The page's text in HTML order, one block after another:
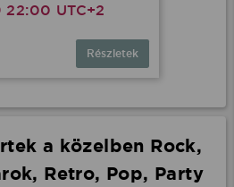
22:00 UTC+2
Részletek
a közelben Rock,
Retro, Pop, Party